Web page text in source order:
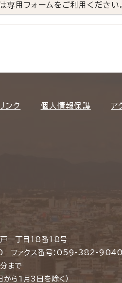
専用フォームをご利用ください
ンク 個人情報保護 ア
一丁目18番18号
ファクス番号：059-382-9040
まで
から1月3日を除く）